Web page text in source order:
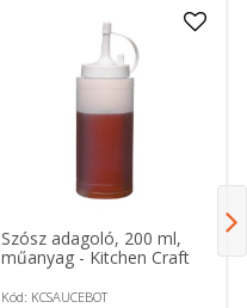
Szósz adagoló, 200 ml,
műanyag - Kitchen Craft
Kód: KCSAUCEBOT